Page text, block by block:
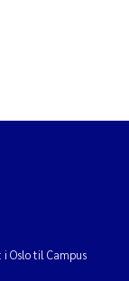
Oslo til Campus